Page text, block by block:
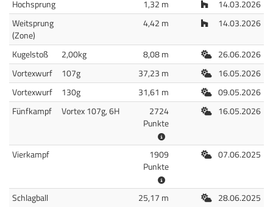
Hochsprung 1,32 m Halle14.03.2026
Weitsprung
(Zone)
4,42 m Halle14.03.2026
Kugelstoß 2,00kg 8,08 m Freiluft
26.06.2026
Vortexwurf
107g 37,23 m Freiluft
16.05.2026
Vortexwurf
130g 31,61 m Freiluft
09.05.2026
Fünfkampf
Vortex 107g, 6H
2724
Punkte
Freiluft
16.05.2026
Vierkampf
1909
Punkte
Freiluft
07.06.2025
Schlagball 25,17 m Freiluft
28.06.2025